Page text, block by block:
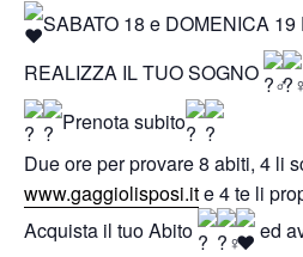
SABATO 18 e DOMENICA
REALIZZA IL TUO SOGNO
Prenota subito
Due ore per provare 8 abiti, 4 li
www.gaggiolisposi.ite 4 te li
Acquista il tuo Abito
ed